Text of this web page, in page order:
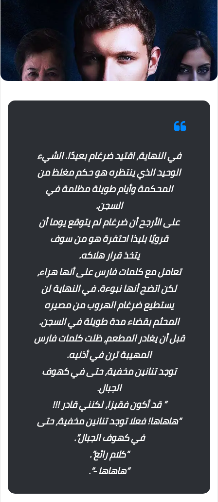
في النهاية، اقتيد ضرغام بعيدًا. الشيء
الوحيد الذي ينتظره هو حكم مغلظ من
المحكمة وأيام طويلة مظلمة في
السجن.
على الأرجح أن ضرغام لم يتوقع يوما أن
قرويًا بليذا احتفرة هو من سوف
يتخذ قرار هلاكه.
تعامل مع كلمات فارس على أنها هراء،
لكن اتضح أنها نبوءة. في النهاية لن
يستطيع ضرغام الهروب من مصيره
المحثم بقضاء مدة طويلة في السجن.
قبل أن يغادر المطعم، ظلت كلمات فارس
المهيبة ترن في أذنيه.
توجد تنانين مخفية، حتى في كهوف
الجبال.
” قد أكون فقيزا، لكنني قادر !!!
“هاهاها! فعلا توجد تنانين مخفية، حتى
في كهوف الجبال”.
“كلام رائع”.
“هاهاها -“.